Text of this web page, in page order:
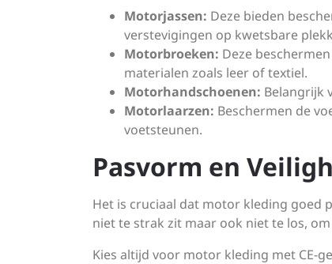
Motorjassen: Deze bieden
verstevigingen op kwetsbare
Motorbroeken: Deze
materialen zoals leer of textiel.
Motorhandschoenen: Belangrijk
Motorlaarzen: Beschermen de
voetsteunen.
Pasvorm en
Het is cruciaal dat motor kleding goed
niet te strak zit maar ook niet te los,
Kies altijd voor motor kleding met CE-